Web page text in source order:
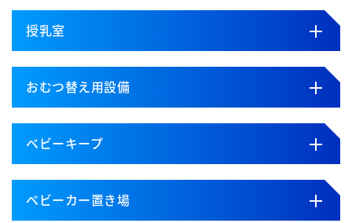
授乳室
おむつ替え用設備
ベビーキープ
ベビーカー置き場